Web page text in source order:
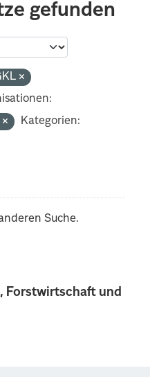
Forstwirtschaft und
gefunden
Kategorien:
Suche.